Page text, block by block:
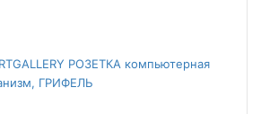
РОЗЕТКА компьютерная
ГРИФЕЛЬ